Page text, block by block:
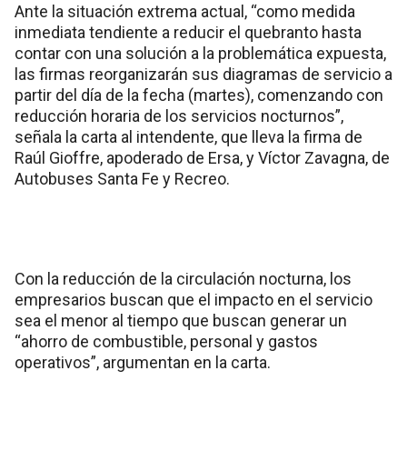
Ante la situación extrema actual, “como medida
inmediata tendiente a reducir el quebranto hasta
contar con una solución a la problemática expuesta,
las firmas reorganizarán sus diagramas de servicio a
partir del día de la fecha (martes), comenzando con
reducción horaria de los servicios nocturnos”,
señala la carta al intendente, que lleva la firma de
Raúl Gioffre, apoderado de Ersa, y Víctor Zavagna, de
Autobuses Santa Fe y Recreo.
Con la reducción de la circulación nocturna, los
empresarios buscan que el impacto en el servicio
sea el menor al tiempo que buscan generar un
“ahorro de combustible, personal y gastos
operativos”, argumentan en la carta.